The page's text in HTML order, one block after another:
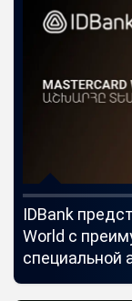
IDBank
World с
специальной